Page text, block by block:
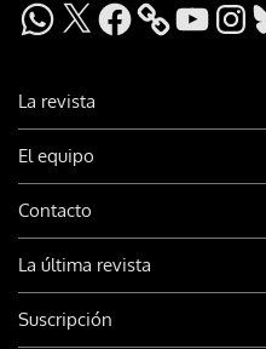
WhatsApp
X Facebook YouTube
La revista
El equipo
Contacto
La última revista
Suscripción